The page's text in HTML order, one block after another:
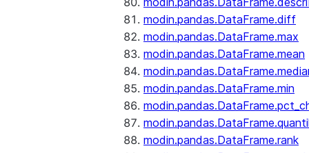
modin.pandas.DataFrame.diff
modin.pandas.DataFrame.max
modin.pandas.DataFrame.mean
modin.pandas.DataFrame.min
modin.pandas.DataFrame.rank